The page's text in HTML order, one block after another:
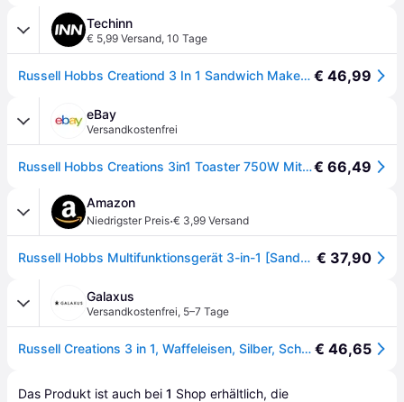
Techinn
€ 5,99 Versand, 10 Tage
Russell Hobbs Creationd 3 In 1 Sandwich Maker Silber One Size / EU Plug 220V € 46,99
eBay
Versandkostenfrei
Russell Hobbs Creations 3in1 Toaster 750W Mit Platten Austauschbar€ 66,49
Amazon
Niedrigster Preis·€ 3,99 Versand
Russell Hobbs Multifunktionsgerät 3-in-1 [Sandwichmaker, Waffeleisen, Kontaktgrill] Creations (spülmaschinengeeignete, antihaftbeschichtete & extra tiefe Platten, BPA frei) 26810-56 € 37,90
Galaxus
Versandkostenfrei, 5–7 Tage
Russell Creations 3 in 1, Waffeleisen, Silber, Schwarz € 46,65
Das Produkt ist auch bei 1 Shop erhältlich, die